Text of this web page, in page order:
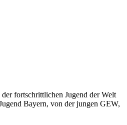
fortschrittlichen Jugend der Welt
Bayern, von der jungen GEW,